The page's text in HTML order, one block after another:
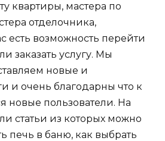
квартиры, мастера по
отделочника,
есть возможность перейти
заказать услугу. Мы
новые и
и очень благодарны что к
новые пользователи. На
статьи из которых можно
печь в баню, как выбрать